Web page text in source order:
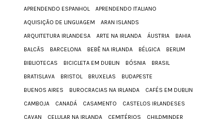
APRENDENDO ESPANHOL
APRENDENDO ITALIANO
AQUISIÇÃO DE LINGUAGEM
ARAN ISLANDS
ARQUITETURA IRLANDESA
ARTE NA IRLANDA ÁUSTRIA
BAHIA
BALCÃS
BARCELONA BEBÊ NA IRLANDA BÉLGICA
BERLIM
BIBLIOTECAS
BICICLETA EM DUBLIN BÓSNIA
BRASIL
BRATISLAVA
BRISTOL BRUXELAS
BUDAPESTE
BUENOS AIRES
BUROCRACIAS NA IRLANDA
CAFÉS EM DUBLIN
CAMBOJA
CANADÁ CASAMENTO
CASTELOS IRLANDESES
CAVAN
CELULAR NA IRLANDA CEMITÉRIOS
CHILDMINDER